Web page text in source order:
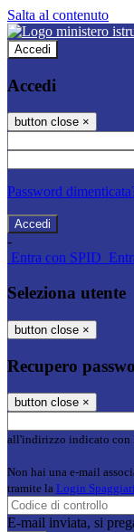
Salta al contenuto
Accedi
Accedi
button close ×
Password
-
Entra con SPID
Seleziona utente
button close ×
Recupero
button close ×
all'indirizzo indicato con
Non hai una e-mail
tramite la Login Spaggiari
E-mail inviata, si